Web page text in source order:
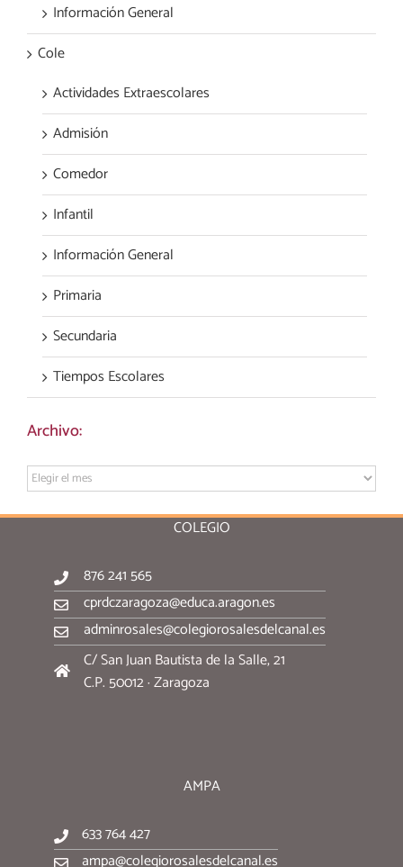
Información General
Cole
Actividades Extraescolares
Admisión
Comedor
Infantil
Información General
Primaria
Secundaria
Tiempos Escolares
Archivo:
Archivo:
COLEGIO
876 241 565
cprdczaragoza@educa.aragon.es
adminrosales@colegiorosalesdelcanal.es
C/ San Juan Bautista de la Salle, 21
C.P. 50012 · Zaragoza
AMPA
633 764 427
ampa@colegiorosalesdelcanal.es